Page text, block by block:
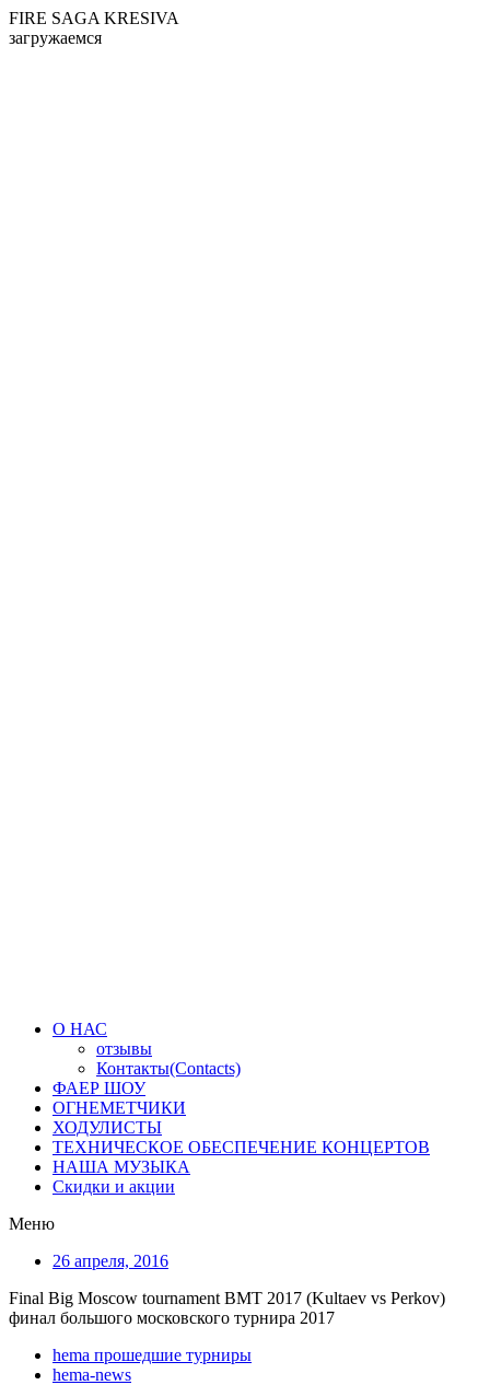
FIRE SAGA KRESIVA
загружаемся
О НАС
отзывы
Контакты(Contacts)
ФАЕР ШОУ
ОГНЕМЕТЧИКИ
ХОДУЛИСТЫ
ТЕХНИЧЕСКОЕ ОБЕСПЕЧЕНИЕ КОНЦЕРТОВ
НАША МУЗЫКА
Скидки и акции
Меню
26 апреля, 2016
Final Big Moscow tournament BMT 2017 (Kultaev vs Perkov)
финал большого московского турнира 2017
hema прошедшие турниры
hema-news